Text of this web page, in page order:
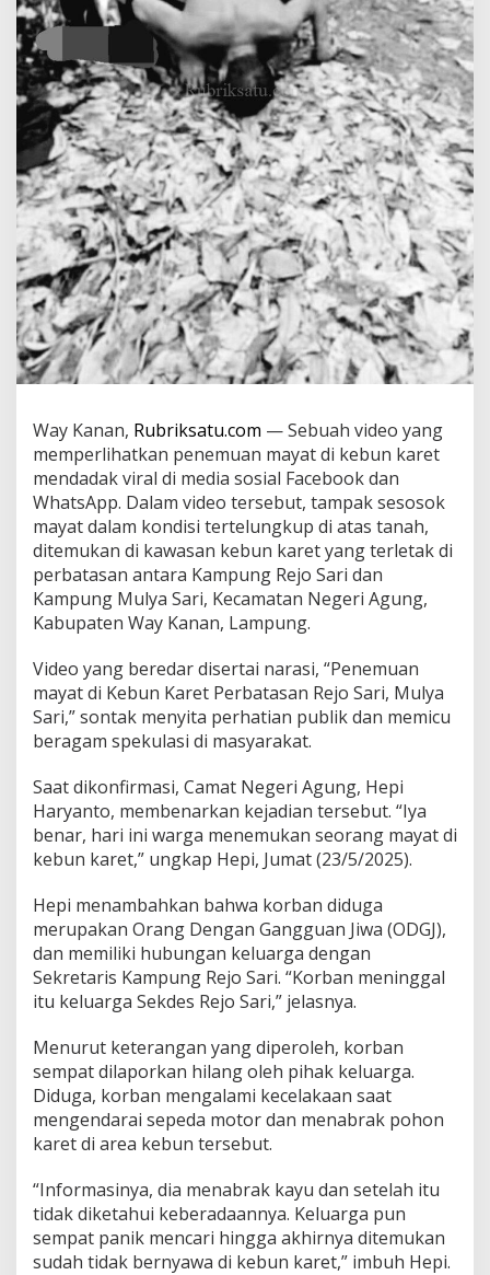
i
K
e
b
u
n
K
a
r
e
t
P
e
r
b
a
t
a
s
a
R
e
j
o
S
a
r
d
a
n
u
y
a
S
i
G
e
g
r
a
n
W
a
a
Way Kanan, Rubriksatu.com — Sebuah video yang
memperlihatkan penemuan mayat di kebun karet
mendadak viral di media sosial Facebook dan
WhatsApp. Dalam video tersebut, tampak sesosok
mayat dalam kondisi tertelungkup di atas tanah,
ditemukan di kawasan kebun karet yang terletak di
perbatasan antara Kampung Rejo Sari dan
Kampung Mulya Sari, Kecamatan Negeri Agung,
Kabupaten Way Kanan, Lampung.
Video yang beredar disertai narasi, “Penemuan
mayat di Kebun Karet Perbatasan Rejo Sari, Mulya
Sari,” sontak menyita perhatian publik dan memicu
beragam spekulasi di masyarakat.
Saat dikonfirmasi, Camat Negeri Agung, Hepi
Haryanto, membenarkan kejadian tersebut. “Iya
benar, hari ini warga menemukan seorang mayat di
kebun karet,” ungkap Hepi, Jumat (23/5/2025).
Hepi menambahkan bahwa korban diduga
merupakan Orang Dengan Gangguan Jiwa (ODGJ),
dan memiliki hubungan keluarga dengan
Sekretaris Kampung Rejo Sari. “Korban meninggal
itu keluarga Sekdes Rejo Sari,” jelasnya.
Menurut keterangan yang diperoleh, korban
sempat dilaporkan hilang oleh pihak keluarga.
Diduga, korban mengalami kecelakaan saat
mengendarai sepeda motor dan menabrak pohon
karet di area kebun tersebut.
“Informasinya, dia menabrak kayu dan setelah itu
tidak diketahui keberadaannya. Keluarga pun
sempat panik mencari hingga akhirnya ditemukan
sudah tidak bernyawa di kebun karet,” imbuh Hepi.